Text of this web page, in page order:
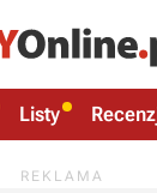
Listy